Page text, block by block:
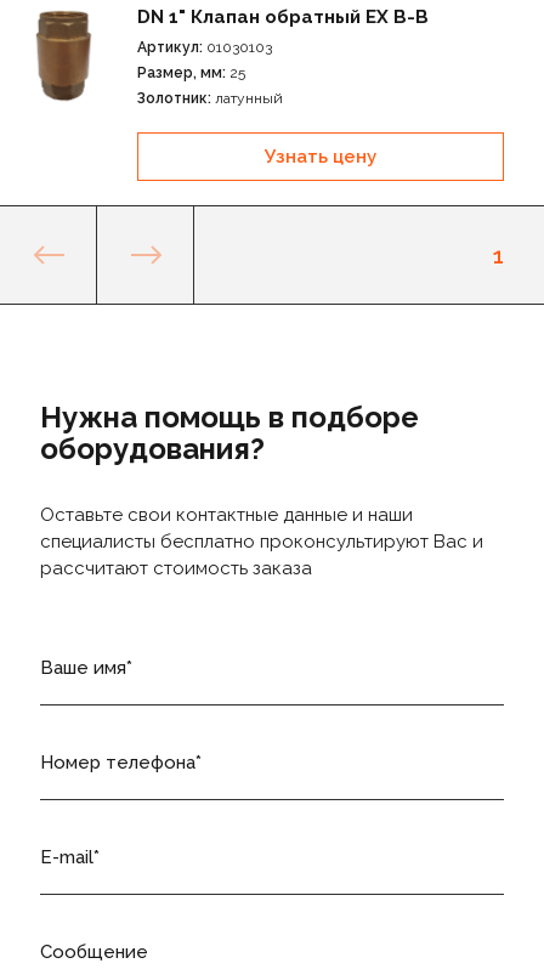
DN 1" Клапан обратный EX В-В
Артикул: 01030103
Размер, мм: 25
Золотник: латунный
Узнать цену
1
Нужна помощь в подборе
оборудования?
Оставьте свои контактные данные и наши
специалисты бесплатно проконсультируют Вас и
рассчитают стоимость заказа
Ваше имя
Номер телефона
E-mail
Сообщение